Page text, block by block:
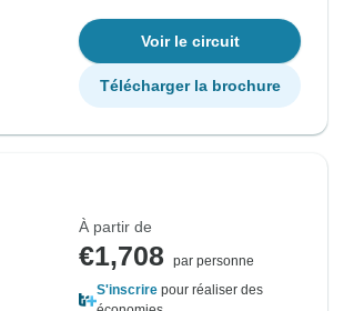
Voir le circuit
Télécharger la brochure
À partir de
€1,708
par personne
S'inscrire pour réaliser des